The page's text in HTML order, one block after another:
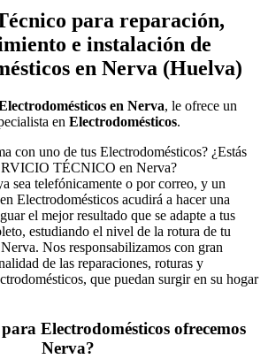
para reparación,
e instalación de
en Nerva (Huelva)
en Nerva, le ofrece un
en Electrodomésticos.
con uno de tus Electrodomésticos? ¿Estás
TÉCNICO en Nerva?
sea telefónicamente o por correo, y un
Electrodomésticos acudirá a hacer una
el mejor resultado que se adapte a tus
estudiando el nivel de la rotura de tu
Nos responsabilizamos con gran
de las reparaciones, roturas y
que puedan surgir en su hogar
Electrodomésticos ofrecemos
Nerva?